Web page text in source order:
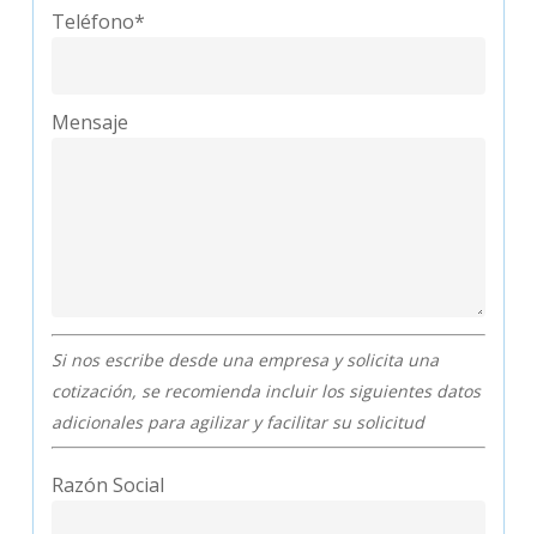
Teléfono*
Mensaje
Si nos escribe desde una empresa y solicita una
cotización, se recomienda incluir los siguientes datos
adicionales para agilizar y facilitar su solicitud
Razón Social